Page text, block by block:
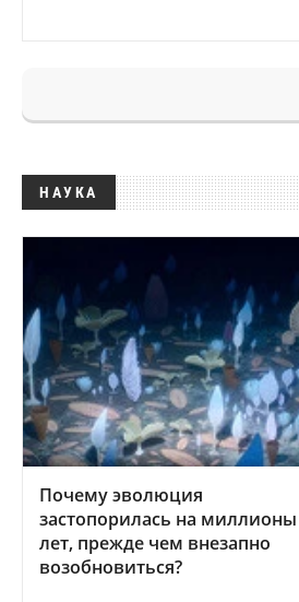
НАУКА
Почему эволюция
застопорилась на миллионы
лет, прежде чем внезапно
возобновиться?